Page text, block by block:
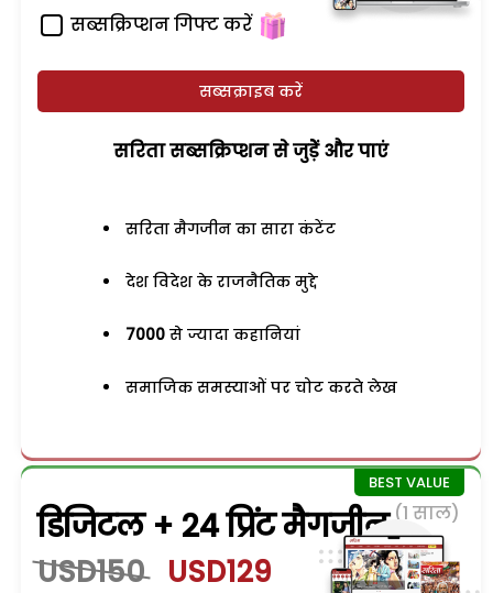
सब्सक्रिप्शन गिफ्ट करें
सब्सक्राइब करें
सरिता सब्सक्रिप्शन से जुड़ेें और पाएं
सरिता मैगजीन का सारा कंटेंट
देश विदेश के राजनैतिक मुद्दे
7000 से ज्यादा कहानियां
समाजिक समस्याओं पर चोट करते लेख
डिजिटल + 24 प्रिंट मैगजीन (1 साल)
USD150 USD129